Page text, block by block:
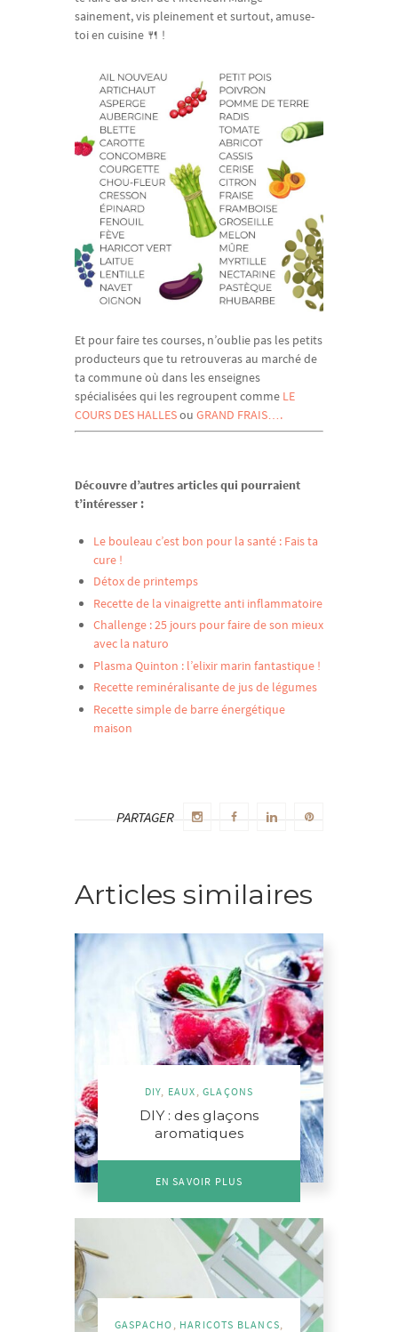
sainement, vis pleinement et surtout, amuse-
toi en cuisine 🍴 !
Et pour faire tes courses, n’oublie pas les petits
producteurs que tu retrouveras au marché de
ta commune où dans les enseignes
spécialisées qui les regroupent comme LE
COURS DES HALLESou GRAND FRAIS….
Découvre d’autres articles qui pourraient
t’intéresser :
Le bouleau c’est bon pour la santé : Fais ta
cure !
Détox de printemps
Recette de la vinaigrette anti inflammatoire
Challenge : 25 jours pour faire de son mieux
avec la naturo
Plasma Quinton : l’elixir marin fantastique !
Recette reminéralisante de jus de légumes
Recette simple de barre énergétique
maison
PARTAGER
Articles similaires
DIY EAUX GLAÇONS
DIY : des glaçons
aromatiques
EN SAVOIR PLUS
GASPACHO HARICOTS BLANCS